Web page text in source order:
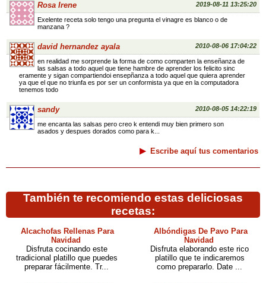
Rosa Irene 2019-08-11 13:25:20
Exelente receta solo tengo una pregunta el vinagre es blanco o de
manzana ?
david hernandez ayala 2010-08-06 17:04:22
en realidad me sorprende la forma de como comparten la enseñanza de
las salsas a todo aquel que tiene hambre de aprender los felicito sinc
eramente y sigan compartiendoi ensepñanza a todo aquel que quiera aprender
ya que el que no triunfa es por ser un conformista ya que en la computadora
tenemos todo
sandy 2010-08-05 14:22:19
me encanta las salsas pero creo k entendi muy bien primero son
asados y despues dorados como para k...
Escribe aquí tus comentarios
También te recomiendo estas deliciosas
recetas:
Alcachofas Rellenas Para
Navidad
Disfruta cocinando este
tradicional platillo que puedes
preparar fácilmente. Tr...
Albóndigas De Pavo Para
Navidad
Disfruta elaborando este rico
platillo que te indicaremos
como prepararlo. Date ...